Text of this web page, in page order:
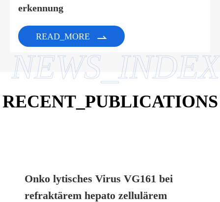
NEWS_INDEX
erkennung
READ_MORE 
RECENT_PUBLICATIONS
Onko lytisches Virus VG161 bei
refraktärem hepato zellulärem